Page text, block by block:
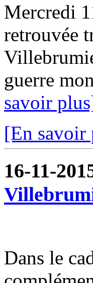
Mercredi
retrouvée
guerre
savoir
[En savoir
16-11-
Dans le